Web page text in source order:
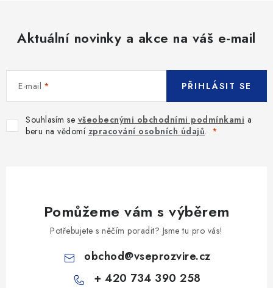
Aktuální novinky a akce na váš e-mail
E-mail
Souhlasím se všeobecnými obchodními podmínkami a
beru na vědomí zpracování osobních údajů.
PŘIHLÁSIT SE
Pomůžeme vám s výběrem
Potřebujete s něčím poradit? Jsme tu pro vás!
obchod@vseprozvire.cz
+ 420 734 390 258